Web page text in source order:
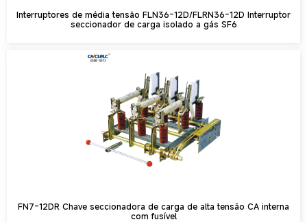
Interruptores de média tensão FLN36-12D/FLRN36-12D Interruptor
seccionador de carga isolado a gás SF6
FN7-12DR Chave seccionadora de carga de alta tensão CA interna
com fusível